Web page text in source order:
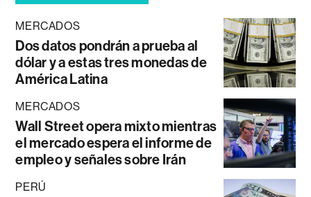
MERCADOS
Dos datos pondrán a prueba al
dólar y a estas tres monedas de
América Latina
MERCADOS
Wall Street opera mixto mientras
el mercado espera el informe de
empleo y señales sobre Irán
PERÚ